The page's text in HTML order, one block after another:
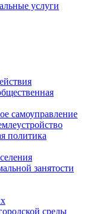
услуги
самоуправление
политика
занятости
среды